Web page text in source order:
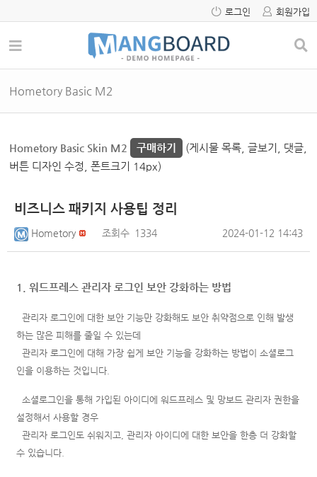
로그인 회원가입
Hometory Basic M2
Hometory Basic Skin M2 구매하기
(게시물 목록, 글보기, 댓글,
버튼 디자인 수정, 폰트크기 14px)
비즈니스 패키지 사용팁 정리
Hometory 조회수 1334 2024-01-12 14:43
1. 워드프레스 관리자 로그인 보안 강화하는 방법
관리자 로그인에 대한 보안 기능만 강화해도 보안 취약점으로 인해 발생
하는 많은 피해를 줄일 수 있는데
관리자 로그인에 대해 가장 쉽게 보안 기능을 강화하는 방법이 소셜로그
인을 이용하는 것입니다.
소셜로그인을 통해 가입된 아이디에 워드프레스 및 망보드 관리자 권한을
설정해서 사용할 경우
관리자 로그인도 쉬워지고, 관리자 아이디에 대한 보안을 한층 더 강화할
수 있습니다.